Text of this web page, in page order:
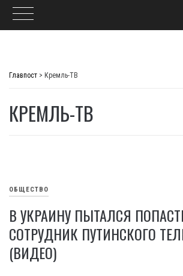
Главпост > Кремль-ТВ
КРЕМЛЬ-ТВ
ОБЩЕСТВО
В УКРАИНУ ПЫТАЛСЯ
СОТРУДНИК ПУТИНСКОГО
(ВИДЕО)